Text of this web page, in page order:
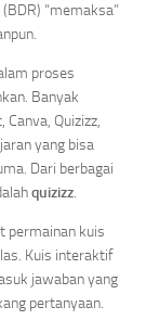
“memaksa”
proses
Banyak
Quizizz,
yang bisa
Dari berbagai
quizizz.
permainan kuis
Kuis interaktif
jawaban yang
pertanyaan.